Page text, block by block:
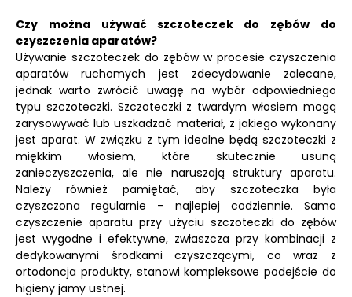
Czy można używać szczoteczek do zębów do
czyszczenia aparatów?
Używanie szczoteczek do zębów w procesie czyszczenia
aparatów ruchomych jest zdecydowanie zalecane,
jednak warto zwrócić uwagę na wybór odpowiedniego
typu szczoteczki. Szczoteczki z twardym włosiem mogą
zarysowywać lub uszkadzać materiał, z jakiego wykonany
jest aparat. W związku z tym idealne będą szczoteczki z
miękkim włosiem, które skutecznie usuną
zanieczyszczenia, ale nie naruszają struktury aparatu.
Należy również pamiętać, aby szczoteczka była
czyszczona regularnie – najlepiej codziennie. Samo
czyszczenie aparatu przy użyciu szczoteczki do zębów
jest wygodne i efektywne, zwłaszcza przy kombinacji z
dedykowanymi środkami czyszczącymi, co wraz z
ortodoncja produkty, stanowi kompleksowe podejście do
higieny jamy ustnej.